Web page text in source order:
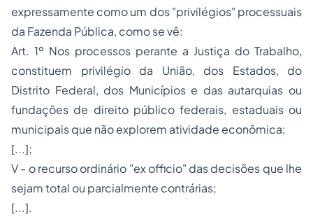
expressamente como um dos "privilégios" processuais
da Fazenda Pública, como se vê:
Art. 1º Nos processos perante a Justiça do Trabalho,
constituem privilégio da União, dos Estados, do
Distrito Federal, dos Municípios e das autarquias ou
fundações de direito público federais, estaduais ou
municipais que não explorem atividade econômica:
[...];
V - o recurso ordinário "ex officio" das decisões que lhe
sejam total ou parcialmente contrárias;
[...].